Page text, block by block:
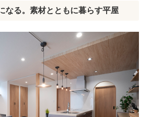
なる。素材とともに暮らす平屋